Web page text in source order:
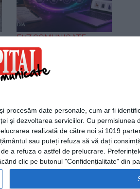
date personale, cum ar fi
și dezvoltarea serviciilor. Cu permisiunea
realizată de către noi și 1019
sau puteți refuza să vă dați
a refuza o astfel de prelucrare.
clic pe butonul "Confidențialitate" din
EVZ COMUNICATE
Agentia Plum Media
lansează un ghid
practic pentru
vor să intre în
comerțul electronic
cookie-uri